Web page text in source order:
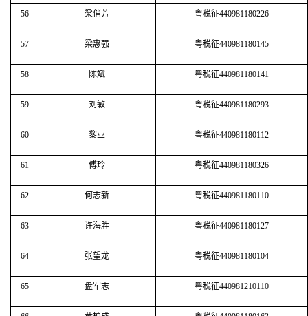
56 梁俏芳 粤税征440981180226
57 梁惠强 粤税征440981180145
58 陈斌 粤税征440981180141
59 刘敏 粤税征440981180293
60 黎业 粤税征440981180112
61 傅玲 粤税征440981180326
62 何志新 粤税征440981180110
63 许海胜 粤税征440981180127
64 张望龙 粤税征440981180104
65 盘军志 粤税征440981210110